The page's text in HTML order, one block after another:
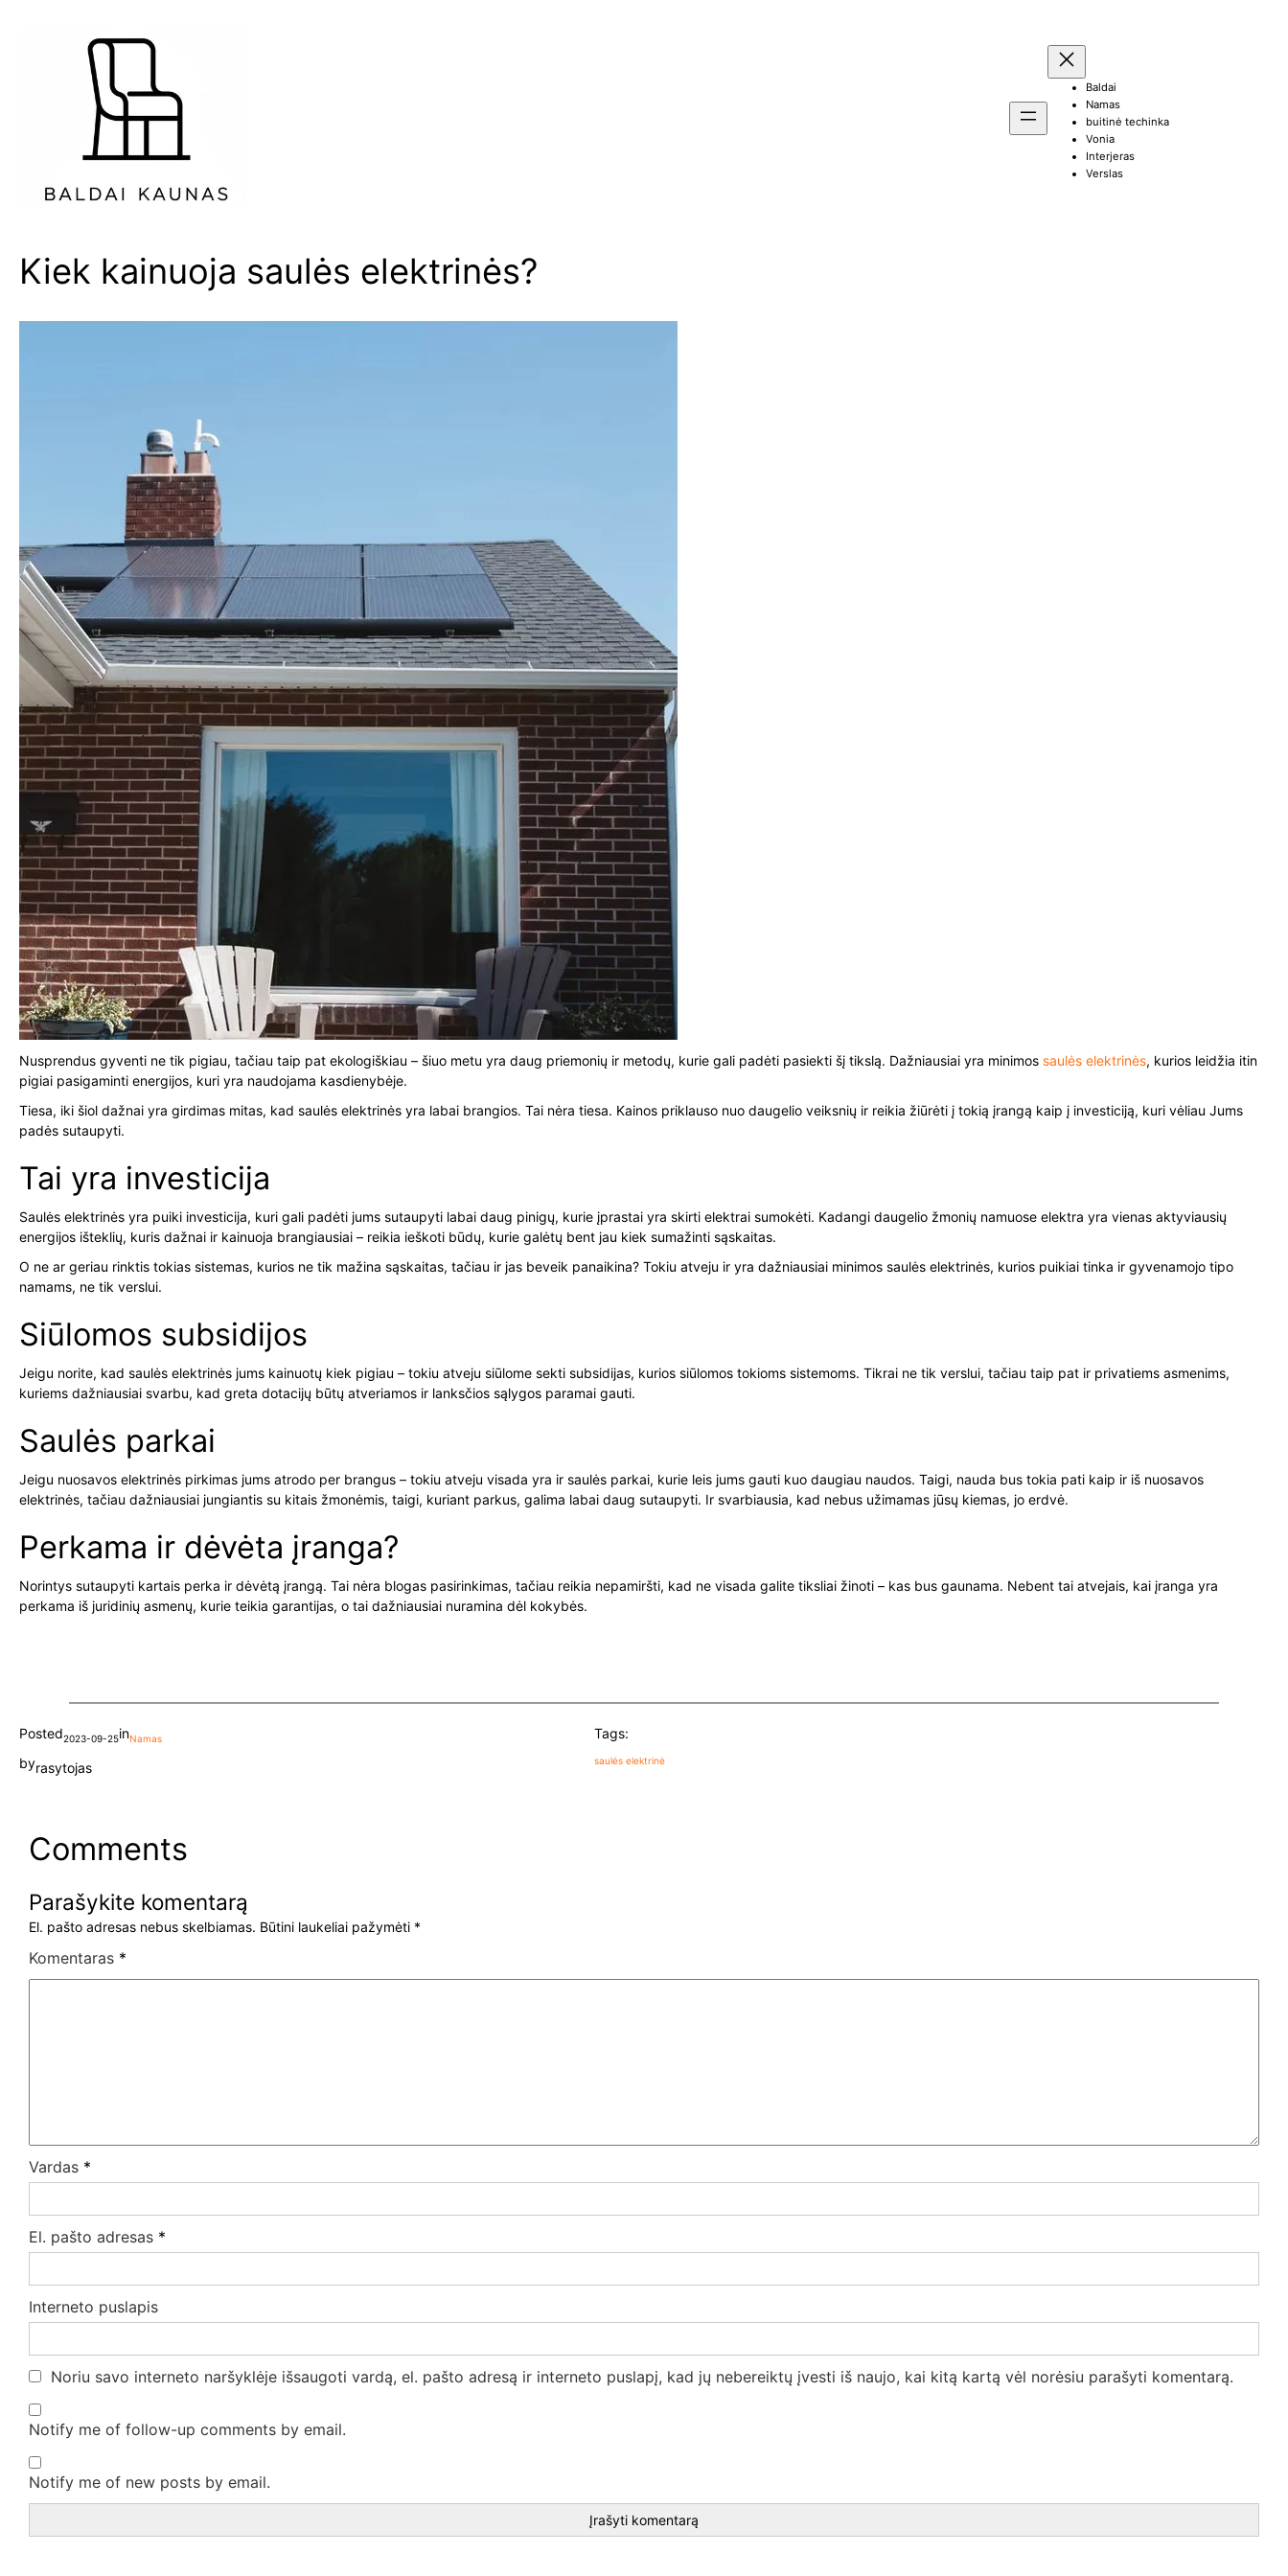
Baldai
Namas
buitinė techinka
Vonia
Interjeras
Verslas
Kiek kainuoja saulės elektrinės?
Nusprendus gyventi ne tik pigiau, tačiau taip pat ekologiškiau – šiuo metu yra daug priemonių ir metodų, kurie gali padėti pasiekti šį tikslą. Dažniausiai yra minimos saulės elektrinės, kurios leidžia itin
pigiai pasigaminti energijos, kuri yra naudojama kasdienybėje.
Tiesa, iki šiol dažnai yra girdimas mitas, kad saulės elektrinės yra labai brangios. Tai nėra tiesa. Kainos priklauso nuo daugelio veiksnių ir reikia žiūrėti į tokią įrangą kaip į investiciją, kuri vėliau Jums
padės sutaupyti.
Tai yra investicija
Saulės elektrinės yra puiki investicija, kuri gali padėti jums sutaupyti labai daug pinigų, kurie įprastai yra skirti elektrai sumokėti. Kadangi daugelio žmonių namuose elektra yra vienas aktyviausių
energijos išteklių, kuris dažnai ir kainuoja brangiausiai – reikia ieškoti būdų, kurie galėtų bent jau kiek sumažinti sąskaitas.
O ne ar geriau rinktis tokias sistemas, kurios ne tik mažina sąskaitas, tačiau ir jas beveik panaikina? Tokiu atveju ir yra dažniausiai minimos saulės elektrinės, kurios puikiai tinka ir gyvenamojo tipo
namams, ne tik verslui.
Siūlomos subsidijos
Jeigu norite, kad saulės elektrinės jums kainuotų kiek pigiau – tokiu atveju siūlome sekti subsidijas, kurios siūlomos tokioms sistemoms. Tikrai ne tik verslui, tačiau taip pat ir privatiems asmenims,
kuriems dažniausiai svarbu, kad greta dotacijų būtų atveriamos ir lanksčios sąlygos paramai gauti.
Saulės parkai
Jeigu nuosavos elektrinės pirkimas jums atrodo per brangus – tokiu atveju visada yra ir saulės parkai, kurie leis jums gauti kuo daugiau naudos. Taigi, nauda bus tokia pati kaip ir iš nuosavos
elektrinės, tačiau dažniausiai jungiantis su kitais žmonėmis, taigi, kuriant parkus, galima labai daug sutaupyti. Ir svarbiausia, kad nebus užimamas jūsų kiemas, jo erdvė.
Perkama ir dėvėta įranga?
Norintys sutaupyti kartais perka ir dėvėtą įrangą. Tai nėra blogas pasirinkimas, tačiau reikia nepamiršti, kad ne visada galite tiksliai žinoti – kas bus gaunama. Nebent tai atvejais, kai įranga yra
perkama iš juridinių asmenų, kurie teikia garantijas, o tai dažniausiai nuramina dėl kokybės.
Posted2023-09-25inNamas
byrasytojas
Tags:
saulės elektrinė
Comments
Parašykite komentarą
El. pašto adresas nebus skelbiamas. Būtini laukeliai pažymėti *
Komentaras *
Vardas *
El. pašto adresas *
Interneto puslapis
Noriu savo interneto naršyklėje išsaugoti vardą, el. pašto adresą ir interneto puslapį, kad jų nebereiktų įvesti iš naujo, kai kitą kartą vėl norėsiu parašyti komentarą.
Notify me of follow-up comments by email.
Notify me of new posts by email.